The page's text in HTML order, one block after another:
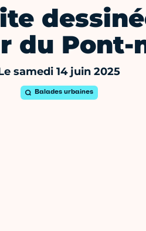
du Pont-
samedi 14 juin 2025
Balades urbaines